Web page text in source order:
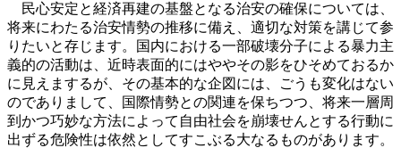
民心安定と経済再建の基盤となる治安の確保については、
将来にわたる治安情勢の推移に備え、適切な対策を講じて参
りたいと存じます。国内における一部破壊分子による暴力主
義的の活動は、近時表面的にはややその影をひそめておるか
に見えまするが、その基本的な企図には、ごうも変化はない
のでありまして、国際情勢との関連を保ちつつ、将来一層周
到かつ巧妙な方法によって自由社会を崩壊せんとする行動に
出ずる危険性は依然としてすこぶる大なるものがあります。